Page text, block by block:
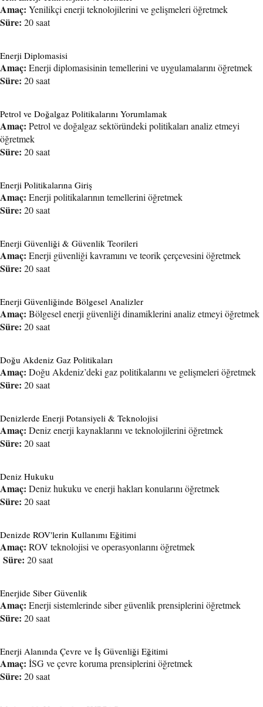
Amaç: Yenilikçi enerji teknolojilerini ve gelişmeleri öğretmek
Süre: 20 saat
Enerji Diplomasisi
Amaç: Enerji diplomasisinin temellerini ve uygulamalarını öğretmek
Süre: 20 saat
Petrol ve Doğalgaz Politikalarını Yorumlamak
Amaç: Petrol ve doğalgaz sektöründeki politikaları analiz etmeyi
öğretmek
Süre: 20 saat
Enerji Politikalarına Giriş
Amaç: Enerji politikalarının temellerini öğretmek
Süre: 20 saat
Enerji Güvenliği & Güvenlik Teorileri
Amaç: Enerji güvenliği kavramını ve teorik çerçevesini öğretmek
Süre: 20 saat
Enerji Güvenliğinde Bölgesel Analizler
Amaç: Bölgesel enerji güvenliği dinamiklerini analiz etmeyi öğretmek
Süre: 20 saat
Doğu Akdeniz Gaz Politikaları
Amaç: Doğu Akdeniz’deki gaz politikalarını ve gelişmeleri öğretmek
Süre: 20 saat
Denizlerde Enerji Potansiyeli & Teknolojisi
Amaç: Deniz enerji kaynaklarını ve teknolojilerini öğretmek
Süre: 20 saat
Deniz Hukuku
Amaç: Deniz hukuku ve enerji hakları konularını öğretmek
Süre: 20 saat
Denizde ROV'lerin Kullanımı Eğitimi
Amaç: ROV teknolojisi ve operasyonlarını öğretmek
Süre: 20 saat
Enerjide Siber Güvenlik
Amaç: Enerji sistemlerinde siber güvenlik prensiplerini öğretmek
Süre: 20 saat
Enerji Alanında Çevre ve İş Güvenliği Eğitimi
Amaç: İSG ve çevre koruma prensiplerini öğretmek
Süre: 20 saat